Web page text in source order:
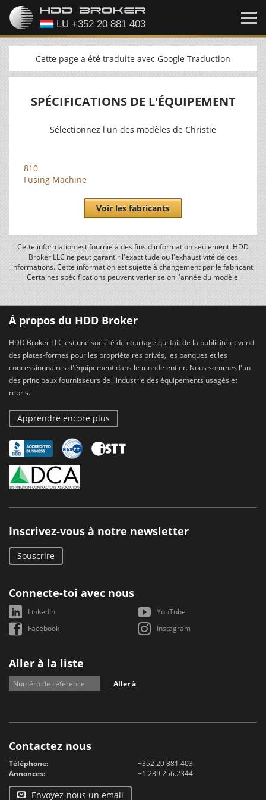
Cette page a été traduite avec Google Traduction
SPÉCIFICATIONS DE L'ÉQUIPEMENT
Sélectionnez l'un des modèles de Christie
810
Fusing Machine
Voir les fabricants
Cette information est fournie à des fins d'information seulement. HDD
Broker LLC ne peut garantir l'exactitude ou l'exhaustivité de ces
informations. Cette information est sujette à changement par le fabricant.
Certaines spécifications peuvent varier selon l'année du modèle.
À propos du HDD Broker
HDD Broker LLC est une société de courtage qui fait de la publicité et vend
des plates-formes pour les propriétaires privés, les banques et les
concessionnaires d'équipement dans le monde entier. Nous sommes l'un
des principaux fournisseurs de l'industrie des équipements usagés et
repris.
Apprendre encore plus
Inscrivez-vous à notre newsletter
Souscrire
Connecte-toi avec nous
LinkedIn
YouTube
Facebook
Instagram
Aller à la liste
Aller à
Contactez nous
Téléphone:
+352 20 881 403
Annonces:
+1.239.256.2344
Envoyez-nous un email